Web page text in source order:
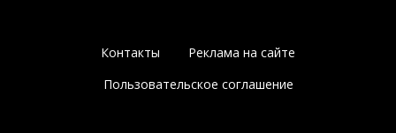
Контакты
Реклама на сайте
Пользовательское соглашение